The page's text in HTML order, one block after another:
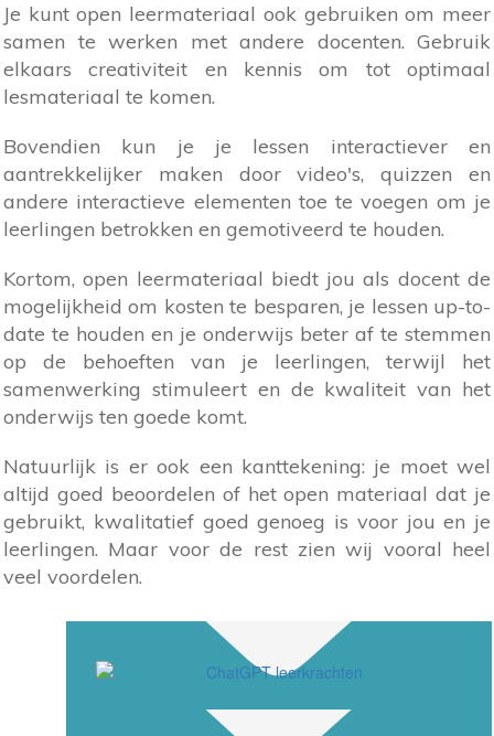
Je kunt open leermateriaal ook gebruiken om meer
samen te werken met andere docenten. Gebruik
elkaars creativiteit en kennis om tot optimaal
lesmateriaal te komen.
Bovendien kun je je lessen interactiever en
aantrekkelijker maken door video's, quizzen en
andere interactieve elementen toe te voegen om je
leerlingen betrokken en gemotiveerd te houden.
Kortom, open leermateriaal biedt jou als docent de
mogelijkheid om kosten te besparen, je lessen up-to-
date te houden en je onderwijs beter af te stemmen
op de behoeften van je leerlingen, terwijl het
samenwerking stimuleert en de kwaliteit van het
onderwijs ten goede komt.
Natuurlijk is er ook een kanttekening: je moet wel
altijd goed beoordelen of het open materiaal dat je
gebruikt, kwalitatief goed genoeg is voor jou en je
leerlingen. Maar voor de rest zien wij vooral heel
veel voordelen.